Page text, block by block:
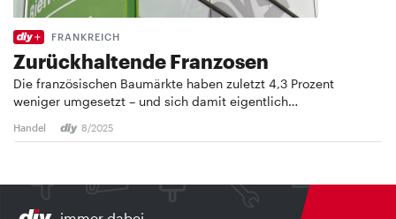
FRANKREICH
Zurückhaltende Franzosen
Die französischen Baumärkte haben zuletzt 4,3 Prozent
weniger umgesetzt – und sich damit eigentlich…
Handel 8/2025